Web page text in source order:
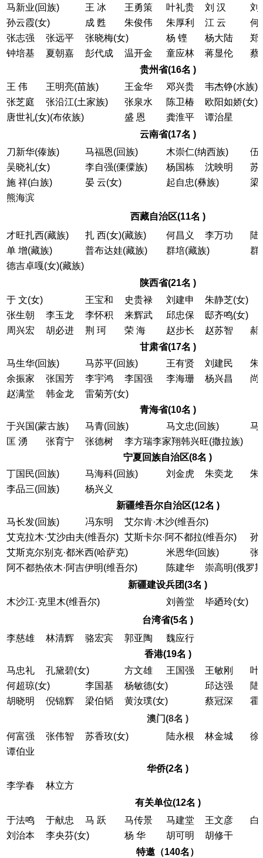
马新业(回族)
王 冰 王勇策 叶礼贵 刘 汉
刘
孙云霞(女)
成 甦 朱俊伟 朱厚利 江 云
何
张志强
张远平 张晓梅(女) 杨 铿 杨大陆
郑
钟培基
夏朝嘉 彭代成 温开金 童应林 蒋显伦
蔡
贵州省(16名 )
王 伟
王明亮(苗族) 王金华 邓兴贵
韦杰铮(水族)
张芝庭
张沿江(土家族) 张泉水 陈卫椿
欧阳如娇(女)
唐世礼(女)(布依族)
盛 恩 龚淮平
谭治星
云南省(17名 )
刀新华(傣族)
马福恩(回族) 木崇仁(纳西族)
伍
吴晓礼(女)
李自强(傈僳族) 杨国栋 沈映明
苏
施 祥(白族)
晏 云(女) 起自忠(彝族)
梁
熊海滨
西藏自治区(11名 )
才旺扎西(藏族)
扎 西(女)(藏族) 何昌义 李万功
陆
单 增(藏族)
普布达娃(藏族) 群培(藏族)
群
德吉卓嘎(女)(藏族)
陕西省(21名 )
于 文(女)
王宝和 史贵禄 刘建申
朱静芝(女)
张生朝
李玉龙 李怀积 来辉武 邱忠保
邸齐鸣(女)
周兴宏
胡必进 荆 珂 荣 海 赵步长 赵苏智
郝
甘肃省(17名 )
马生华(回族)
马苏平(回族) 王有贤 刘建民
朱
余振家
张国芳 李宇鸿 李国强 李海珊 杨兴昌
尚
赵满堂
韩金龙
雷菊芳(女)
青海省(10名 )
于兴国(蒙古族)
马青(回族) 马文忠(回族)
马
匡 湧
张育宁 张德树
李方瑞李家翔韩兴旺(撒拉族)
宁夏回族自治区(8名 )
丁国民(回族)
马海科(回族) 刘金虎 朱奕龙
朱
李品三(回族)
杨兴义
新疆维吾尔自治区(12名 )
马长发(回族)
冯东明
艾尔肯·木沙(维吾尔)
艾克拉木·艾沙由夫(维吾尔) 艾斯卡尔·阿不都拉(维吾尔)
孙
艾斯克尔别克·都米西(哈萨克)
米恩华(回族)
张
阿不都热依木·阿吉伊明(维吾尔)
陈建华
崇高明(俄罗
新疆建设兵团(3名 )
木沙江·克里木(维吾尔)
刘善堂
毕廼玲(女)
台湾省(5名 )
李慈雄
林清辉 骆宏宾 郭亚陶
魏应行
香港(19名 )
马忠礼
孔黛碧(女) 方文雄 王国强 王敏刚
叶
何超琼(女)
李国基 杨敏德(女) 邱达强
陆
胡晓明
倪锦辉 梁伯韬 黄汝璞(女) 蔡冠深
霍
澳门(8名 )
何富强
张伟智 苏香玫(女) 陆永根 林金城
徐
谭伯业
华侨(2名 )
李学春
林立方
有关单位(12名 )
于法鸣
于献忠 马 跃 马传景 马建堂 王文彦
白
刘治本
李央芬(女) 杨 华 胡可明
胡修干
特邀（140名）